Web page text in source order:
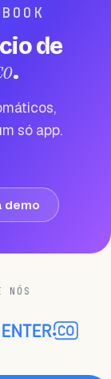
de
.
só app.
demo
NÓS